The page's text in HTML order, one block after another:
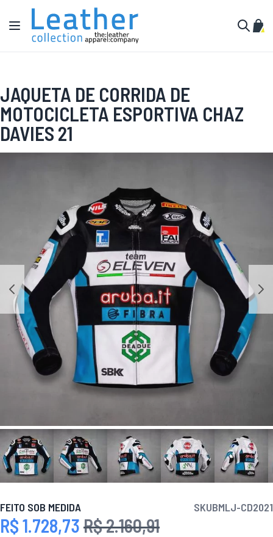
Pular para o conteúdo
Alternar Nav
JAQUETA DE CORRIDA DE
MOTOCICLETA ESPORTIVA CHAZ
DAVIES 21
FEITO SOB MEDIDA SKUBMLJ-CD2021
Preço Especial
R$ 1.728,73 Preço
R$ 2.160,91